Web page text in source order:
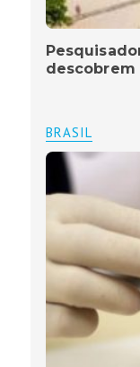
descobrem
BRASIL